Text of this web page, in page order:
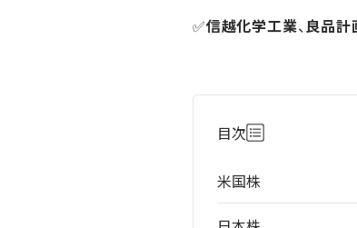
✅信越化学工業、良品計
目次
米国株